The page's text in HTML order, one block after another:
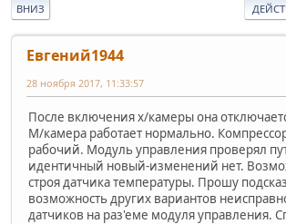
ВНИЗ
Евгений1944
28 ноября 2017, 11:33:57
После включения х/камеры она
М/камера работает нормально.
рабочий. Модуль управления проверял
идентичный новый-изменений нет.
строя датчика температуры. Прошу
возможность других вариантов
датчиков на раз'еме модуля управления.